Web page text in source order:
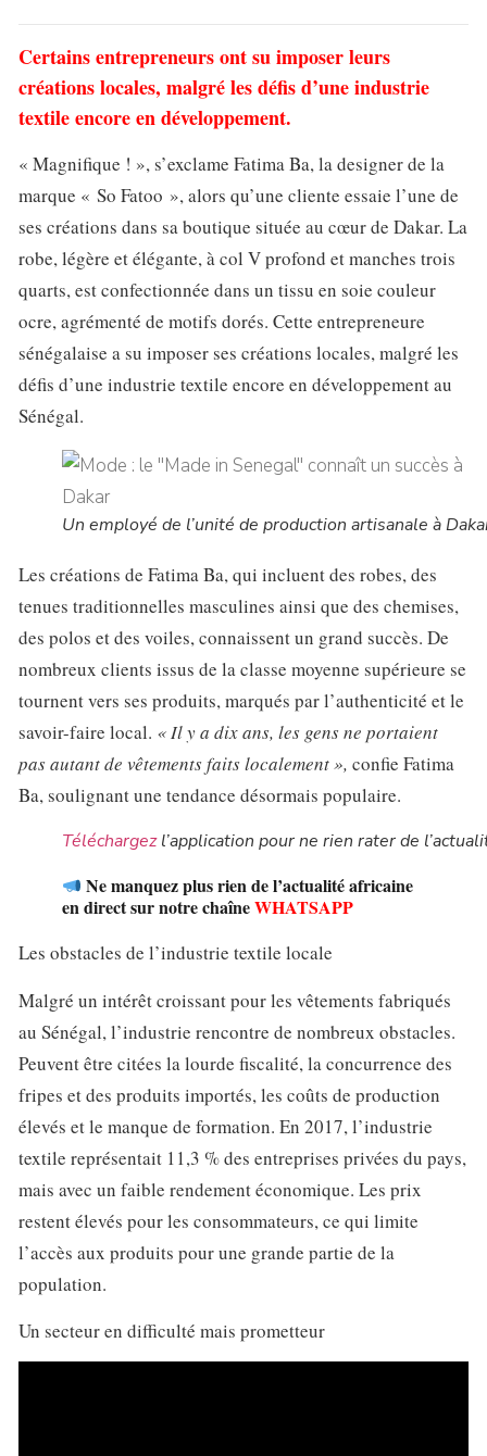
Certains entrepreneurs ont su imposer leurs
créations locales, malgré les défis d’une industrie
textile encore en développement.
« Magnifique ! », s’exclame Fatima Ba, la designer de la
marque « So Fatoo », alors qu’une cliente essaie l’une de
ses créations dans sa boutique située au cœur de Dakar. La
robe, légère et élégante, à col V profond et manches trois
quarts, est confectionnée dans un tissu en soie couleur
ocre, agrémenté de motifs dorés. Cette entrepreneure
sénégalaise a su imposer ses créations locales, malgré les
défis d’une industrie textile encore en développement au
Sénégal.
Un employé de l’unité de production artisanale à
Les créations de Fatima Ba, qui incluent des robes, des
tenues traditionnelles masculines ainsi que des chemises,
des polos et des voiles, connaissent un grand succès. De
nombreux clients issus de la classe moyenne supérieure se
tournent vers ses produits, marqués par l’authenticité et le
savoir-faire local. « Il y a dix ans, les gens ne portaient
pas autant de vêtements faits localement », confie Fatima
Ba, soulignant une tendance désormais populaire.
Téléchargezl’application pour ne rien rater de
Ne manquez plus rien de l’actualité africaine
en direct sur notre chaîneWHATSAPP
Les obstacles de l’industrie textile locale
Malgré un intérêt croissant pour les vêtements fabriqués
au Sénégal, l’industrie rencontre de nombreux obstacles.
Peuvent être citées la lourde fiscalité, la concurrence des
fripes et des produits importés, les coûts de production
élevés et le manque de formation. En 2017, l’industrie
textile représentait 11,3 % des entreprises privées du pays,
mais avec un faible rendement économique. Les prix
restent élevés pour les consommateurs, ce qui limite
l’accès aux produits pour une grande partie de la
population.
Un secteur en difficulté mais prometteur